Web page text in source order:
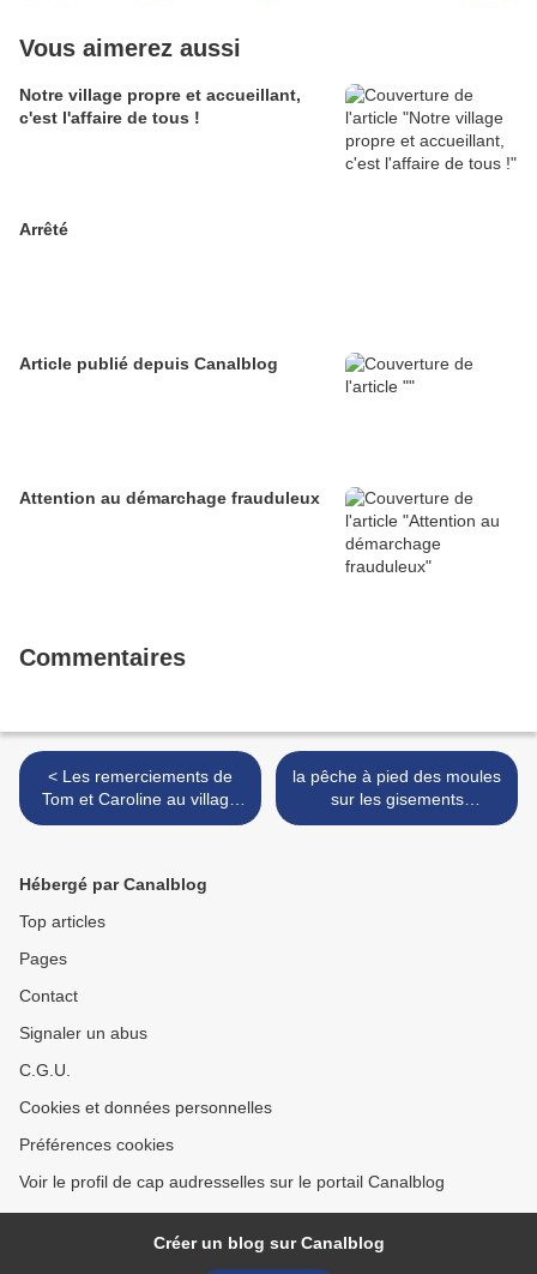
Vous aimerez aussi
Notre village propre et accueillant,
c'est l'affaire de tous !
Arrêté
Article publié depuis Canalblog
Attention au démarchage frauduleux
Commentaires
< Les remerciements de
Tom et Caroline au village
qu'ils aiment depuis
la pêche à pied des moules
sur les gisements
d'Audresselles est fermée.
Hébergé par Canalblog
Top articles
Pages
Contact
Signaler un abus
C.G.U.
Cookies et données personnelles
Préférences cookies
Voir le profil de cap audresselles sur le portail Canalblog
Créer un blog sur Canalblog